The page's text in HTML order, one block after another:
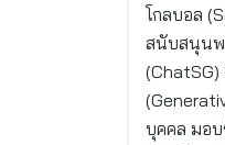
โกลบอล
สนับสนุนพ
(ChatSG)
บุคคล มอบ